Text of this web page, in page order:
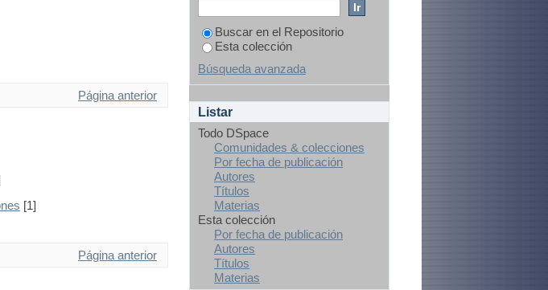
Página anterior
[1]
Página anterior
Buscar en el Repositorio
Esta colección
Búsqueda avanzada
Listar
Todo DSpace
Comunidades & colecciones
Por fecha de publicación
Autores
Títulos
Materias
Esta colección
Por fecha de publicación
Autores
Títulos
Materias